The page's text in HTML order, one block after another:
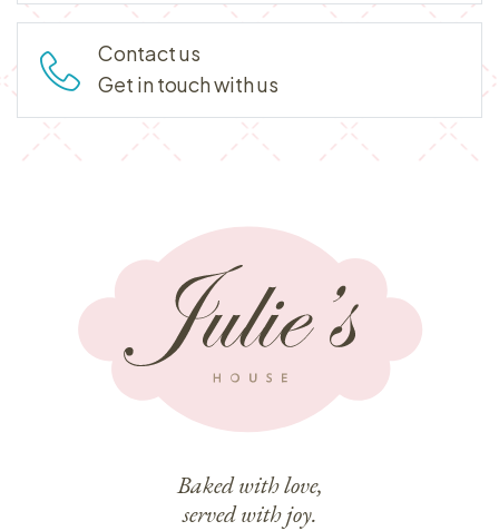
Contact us
Get in touch with us
Baked with love,
served with joy.